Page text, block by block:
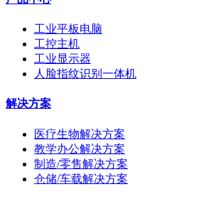
工业平板电脑
工控主机
工业显示器
人脸指纹识别一体机
解决方案
医疗生物解决方案
教学办公解决方案
制造/零售解决方案
仓储/车载解决方案